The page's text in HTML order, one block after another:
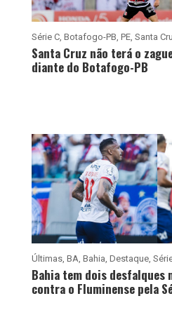
Série C, Botafogo-PB, PE, Santa
Santa Cruz não terá o
diante do Botafogo-PB
Últimas, BA, Bahia, Destaque,
Bahia tem dois desfalques
contra o Fluminense pela